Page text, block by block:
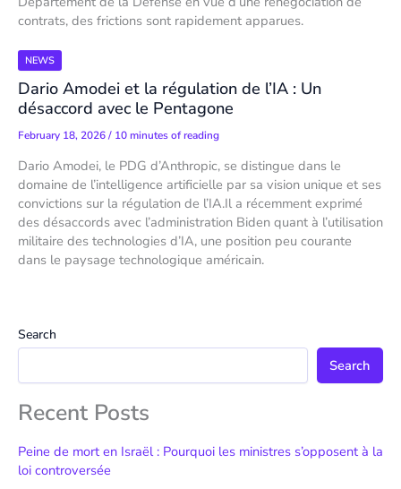
contrats, des frictions sont rapidement apparues.
NEWS
Dario Amodei et la régulation de l’IA : Un
désaccord avec le Pentagone
February 18, 2026/ 10 minutes of reading
Dario Amodei, le PDG d’Anthropic, se distingue dans le
domaine de l’intelligence artificielle par sa vision unique et ses
convictions sur la régulation de l’IA.Il a récemment exprimé
des désaccords avec l’administration Biden quant à l’utilisation
militaire des technologies d’IA, une position peu courante
dans le paysage technologique américain.
Search
Search
Recent Posts
Peine de mort en Israël : Pourquoi les ministres s’opposent à la
loi controversée